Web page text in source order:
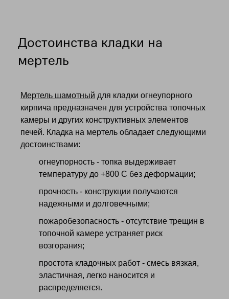
Достоинства кладки на
мертель
Мертель шамотный для кладки огнеупорного
кирпича предназначен для устройства топочных
камеры и других конструктивных элементов
печей. Кладка на мертель обладает следующими
достоинствами:
огнеупорность - топка выдерживает
температуру до +800 С без деформации;
прочность - конструкции получаются
надежными и долговечными;
пожаробезопасность - отсутствие трещин в
топочной камере устраняет риск
возгорания;
простота кладочных работ - смесь вязкая,
эластичная, легко наносится и
распределяется.